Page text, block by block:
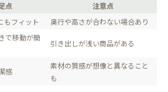
点
注意点
もフィット 奥行や高さが合わない場合あり
で移動が簡
引き出しが浅い商品がある
感
素材の質感が想像と異なること
も